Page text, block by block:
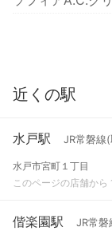
近くの駅
水戸駅 JR常磐線
水戸市宮町１丁目
このページの店舗から
偕楽園駅 JR常磐